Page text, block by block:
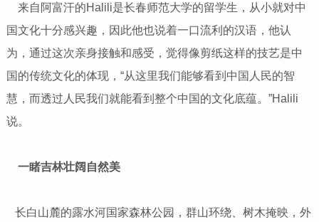
来自阿富汗的Halili是长春师范大学的留学生，从小就对中
国文化十分感兴趣，因此他也说着一口流利的汉语，他认
为，通过这次亲身接触和感受，觉得像剪纸这样的技艺是中
国的传统文化的体现，“从这里我们能够看到中国人民的智
慧，而透过人民我们就能看到整个中国的文化底蕴。”Halili
说。
一睹吉林壮阔自然美
长白山麓的露水河国家森林公园，群山环绕、树木掩映，外